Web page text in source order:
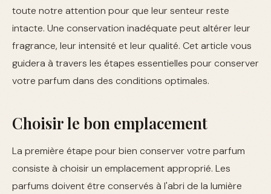
toute notre attention pour que leur senteur reste
intacte. Une conservation inadéquate peut altérer leur
fragrance, leur intensité et leur qualité. Cet article vous
guidera à travers les étapes essentielles pour conserver
votre parfum dans des conditions optimales.
Choisir le bon emplacement
La première étape pour bien conserver votre parfum
consiste à choisir un emplacement approprié. Les
parfums doivent être conservés à l'abri de la lumière